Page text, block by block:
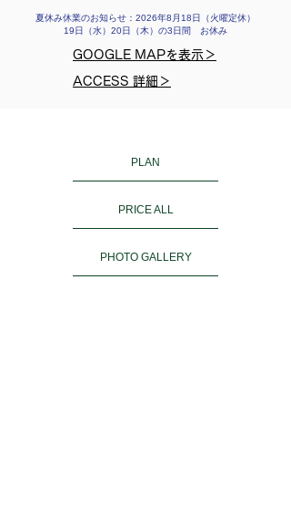
夏休み休業のお知らせ：2026年8月18日（火曜定休）
19日（水）20日（木）の3日間 お休み
GOOGLE MAPを表示＞
ACCESS 詳細＞
PLAN
PRICE ALL
PHOTO GALLERY